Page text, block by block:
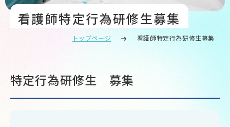
看護師特定行為研修生募集
トップページ 看護師特定行為研修生募集
特定行為研修生 募集